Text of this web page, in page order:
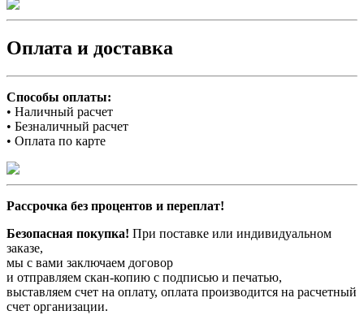
Оплата и доставка
Способы оплаты:
• Наличный расчет
• Безналичный расчет
• Оплата по карте
Рассрочка без процентов и переплат!
Безопасная покупка! При поставке или индивидуальном
заказе,
мы с вами заключаем договор
и отправляем скан-копию с подписью и печатью,
выставляем счет на оплату, оплата производится на расчетный
счет организации.